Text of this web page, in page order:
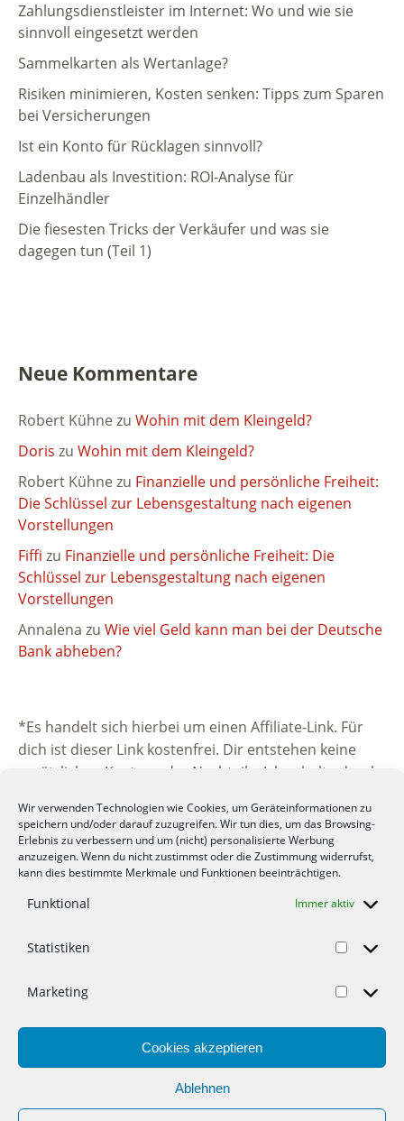
Wir verwenden Technologien wie Cookies, um Geräteinformationen zu
speichern und/oder darauf zuzugreifen. Wir tun dies, um das Browsing-
Erlebnis zu verbessern und um (nicht) personalisierte Werbung
anzuzeigen. Wenn du nicht zustimmst oder die Zustimmung widerrufst,
kann dies bestimmte Merkmale und Funktionen beeinträchtigen.
Funktional Immer aktiv
Statistiken
Marketing
Cookies akzeptieren
Ablehnen
Zahlungsdienstleister im Internet: Wo und wie sie
sinnvoll eingesetzt werden
Sammelkarten als Wertanlage?
Risiken minimieren, Kosten senken: Tipps zum Sparen
bei Versicherungen
Ist ein Konto für Rücklagen sinnvoll?
Ladenbau als Investition: ROI-Analyse für
Einzelhändler
Die fiesesten Tricks der Verkäufer und was sie
dagegen tun (Teil 1)
Neue Kommentare
Robert Kühnezu Wohin mit dem Kleingeld?
Doris zu Wohin mit dem Kleingeld?
Robert Kühnezu Finanzielle und persönliche Freiheit:
Die Schlüssel zur Lebensgestaltung nach eigenen
Vorstellungen
Fiffi zu Finanzielle und persönliche Freiheit: Die
Schlüssel zur Lebensgestaltung nach eigenen
Vorstellungen
Annalena zu Wie viel Geld kann man bei der Deutsche
Bank abheben?
*Es handelt sich hierbei um einen Affiliate-Link. Für
dich ist dieser Link kostenfrei. Dir entstehen keine
zusätzlichen Kosten oder Nachteile. Ich erhalte durch
beworbenen Unternehmen. Vielen Dank für deine
Unterstützung.
© 2012-2022 Mein-Geld-Blog.de der Geld Blog.
Werbung